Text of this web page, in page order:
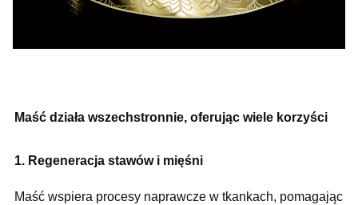
Maść działa wszechstronnie, oferując wiele korzyści
1. Regeneracja stawów i mięśni
Maść wspiera procesy naprawcze w tkankach, pomagając